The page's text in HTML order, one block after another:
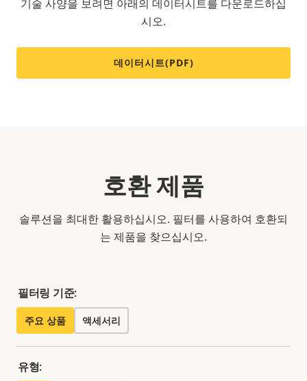
기술 사양을 보려면 아래의 데이터시트를 다운로드하십
시오.
데이터시트(PDF)
호환 제품
솔루션을 최대한 활용하십시오. 필터를 사용하여 호환되
는 제품을 찾으십시오.
필터링 기준:
주요 상품 액세서리
유형: